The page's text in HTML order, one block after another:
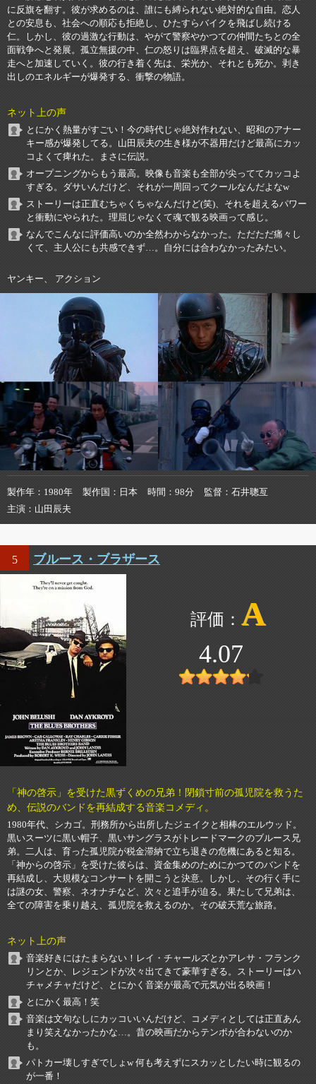
に反旗を翻す。彼が求めるのは、誰にも縛られない絶対的な自由。恋人
との安息も、社会への順応も拒絶し、ひたすらバイクを飛ばし続ける
仁。しかし、彼の過激な行動は、やがて警察やかつての仲間たちとの全
面戦争へと発展。孤立無援の中、仁の怒りは臨界点を超え、破滅的な暴
走へと加速していく。彼の行き着く先は、栄光か、それとも死か。剥き
出しのエネルギーが爆発する、衝撃の物語。
ネット上の声
とにかく熱量がすごい！今の時代じゃ絶対作れない、昭和のアナー
キー感が爆発してる。山田辰夫の生き様が不器用だけど最高にカッ
コよくて痺れた。まさに伝説。
オープニングからもう最高。映像も音楽も全部が尖っててカッコよ
すぎる。ダサいんだけど、それが一周回ってクールなんだよなw
ストーリーは正直むちゃくちゃなんだけど(笑)、それを超えるパワー
と衝動にやられた。理屈じゃなくて魂で観る映画って感じ。
なんでこんなに評価高いのか全然わからなかった。ただただ痛々し
くて、主人公にも共感できず…。自分には合わなかったみたい。
ヤンキー、 アクション
製作年 1980年 製作国 日本 時間 98分 監督
石井聰亙
主演
山田辰夫
5 ブルース・ブラザース
A
4.07
「神の啓示」を受けた黒ずくめの兄弟！閉鎖寸前の孤児院を救うた
め、伝説のバンドを再結成する音楽コメディ。
1980年代、シカゴ。刑務所から出所したジェイクと相棒のエルウッド。
黒いスーツに黒い帽子、黒いサングラスがトレードマークのブルース兄
弟。二人は、育った孤児院が税金滞納で立ち退きの危機にあると知る。
「神からの啓示」を受けた彼らは、資金集めのためにかつてのバンドを
再結成し、大規模なコンサートを開こうと決意。しかし、その行く手に
は謎の女、警察、ネオナチなど、次々と追手が迫る。果たして兄弟は、
全ての障害を乗り越え、孤児院を救えるのか。その破天荒な旅路。
ネット上の声
音楽好きにはたまらない！レイ・チャールズとかアレサ・フランク
リンとか、レジェンドが次々出てきて豪華すぎる。ストーリーはハ
チャメチャだけど、とにかく音楽が最高で元気が出る映画！
とにかく最高！笑
音楽は文句なしにカッコいいんだけど、コメディとしては正直あん
まり笑えなかったかな…。昔の映画だからテンポが合わないのか
も。
パトカー壊しすぎでしょw 何も考えずにスカッとしたい時に観るの
が一番！